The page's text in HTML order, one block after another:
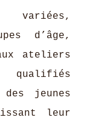
variées,
d’âge,
ateliers
qualifiés
jeunes
leur